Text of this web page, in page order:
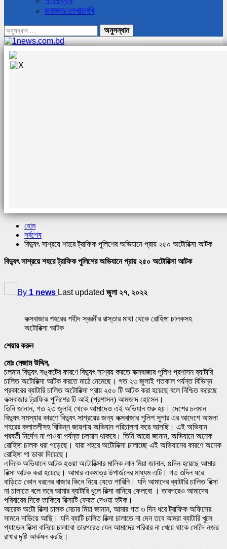
মতামত/লেখালেখি
হোম
সর্বশেষ
বিদ্যুৎ সাশ্রয়ে শহরে ট্রাফিক পুলিশের অভিযানে প্রায় ২৫০ অটোরিক্সা আটক
বিদ্যুৎ সাশ্রয়ে শহরে ট্রাফিক পুলিশের অভিযানে প্রায় ২৫০ অটোরিক্সা আটক
By 1 news Last updated জুলা ২৭, ২০২২
কক্সবাজার শহরের শহীদ স্বরনীর রাস্তার মাথা থেকে রোহিঙ্গা চালকসহ
অটোরিক্সা আটক
শেয়ার করুন
মোঃ নেজাম উদ্দিন,
চলমান বিদ্যুৎ সঙ্কটের কারণে বিদ্যুৎ সাশ্রয় করতে কক্সবাজার পুলিশ প্রশাসন ব্যাটারি
চালিত অটোরিক্সা আটক করতে মাঠে নেমেছে। গত ২৩ জুলাই গতকাল পর্যন্ত বিভিন্ন
প্রকারের ব্যাটারি চালিত অটোরিক্সা প্রায় ২৫০ টি আটক করা হয়েছে বলে নিশ্চিত করেছে
কক্সবাজার ট্রাফিক পুলিশের টি আই (প্রশাসন) আমজাদ হোসেন।
তিনি জানান, গত ২৩ জুলাই থেকে আমাদেও এই অভিযান শুরু হয়। দেশের চলমান
বিদ্যুৎ সমস্যার কারণে বিদ্যুৎ সাশ্রয়ের জন্য কক্সবাজার পুলিশ সুপার এর আদেশে আমলা
শহরের কলাতলীসহ বিভিন্ন জায়গায় অভিযান পরিচালনা করে আসছি। এই অভিযান
পরবর্তী নির্দেশ না পাওয়া পর্যন্ত চলমান থাকবে। তিনি আরো জানান, অভিযানে অনেক
রোহিঙ্গা চালক ধরা পড়েছে। যারা শহরে অটোনিক্সা চালাচ্ছে এই অভিযানের কারণে অনেক
রোহিঙ্গা গা ডাকা দিয়েছে।
এদিকে অভিযানে আটক হওয়া অটোরিক্সার মালিক লাল মিয়া জানান, ৪দিন হয়েছে আমার
রিক্সা আটক করা হয়েছে। আমার একমাত্র উপার্জনের মাধ্যম এটি। গত ৩দিন ধরে
বাড়িতে কোন ধরনের বাজার কিনে নিয়ে যেতে পারিনি। যদি আমাদের ব্যাটারি চালিত রিক্সা
না চালাতে বলে তবে আমার ব্যাটারি খুলে রিক্সা বানিয়ে ফেলবো । তারপরেও আমাদের
পরিবারের দিকে তাকিয়ে রিক্সাটি ফেরত দেওয়া হউক।
আরেক অটো রিক্সা চালক নেচার মিয়া জানান, আমার গত ৩ দিন ধরে ট্রাফিক অফিসের
সামনে দাডিয়ে আছি। যদি ব্যাটি চালিত রিক্সা চালাতে না দেন তবে আমরা ব্যাটারি খুলে
প্যাডেল রিক্সা বানিয়ে চালাবো তারপরেও যেন আমাদের পরিবার না খেয়ে থাকে সেদিে নজর
রাখার দৃষ্টি আর্কষন করছি।